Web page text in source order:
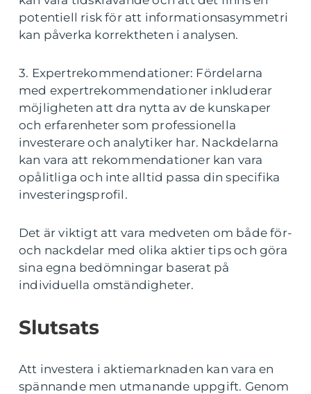
potentiell risk för att informationsasymmetri
kan påverka korrektheten i analysen.
3. Expertrekommendationer: Fördelarna
med expertrekommendationer inkluderar
möjligheten att dra nytta av de kunskaper
och erfarenheter som professionella
investerare och analytiker har. Nackdelarna
kan vara att rekommendationer kan vara
opålitliga och inte alltid passa din specifika
investeringsprofil.
Det är viktigt att vara medveten om både för-
och nackdelar med olika aktier tips och göra
sina egna bedömningar baserat på
individuella omständigheter.
Slutsats
Att investera i aktiemarknaden kan vara en
spännande men utmanande uppgift. Genom